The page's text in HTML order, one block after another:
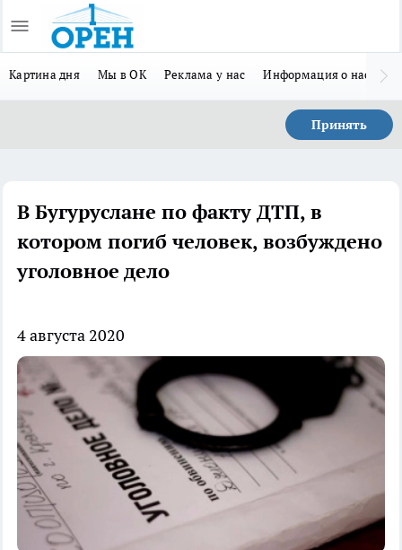
Картина дня Мы в ОК Реклама у нас Информация о нас
Принять
В Бугуруслане по факту ДТП, в
котором погиб человек, возбуждено
уголовное дело
4 августа 2020